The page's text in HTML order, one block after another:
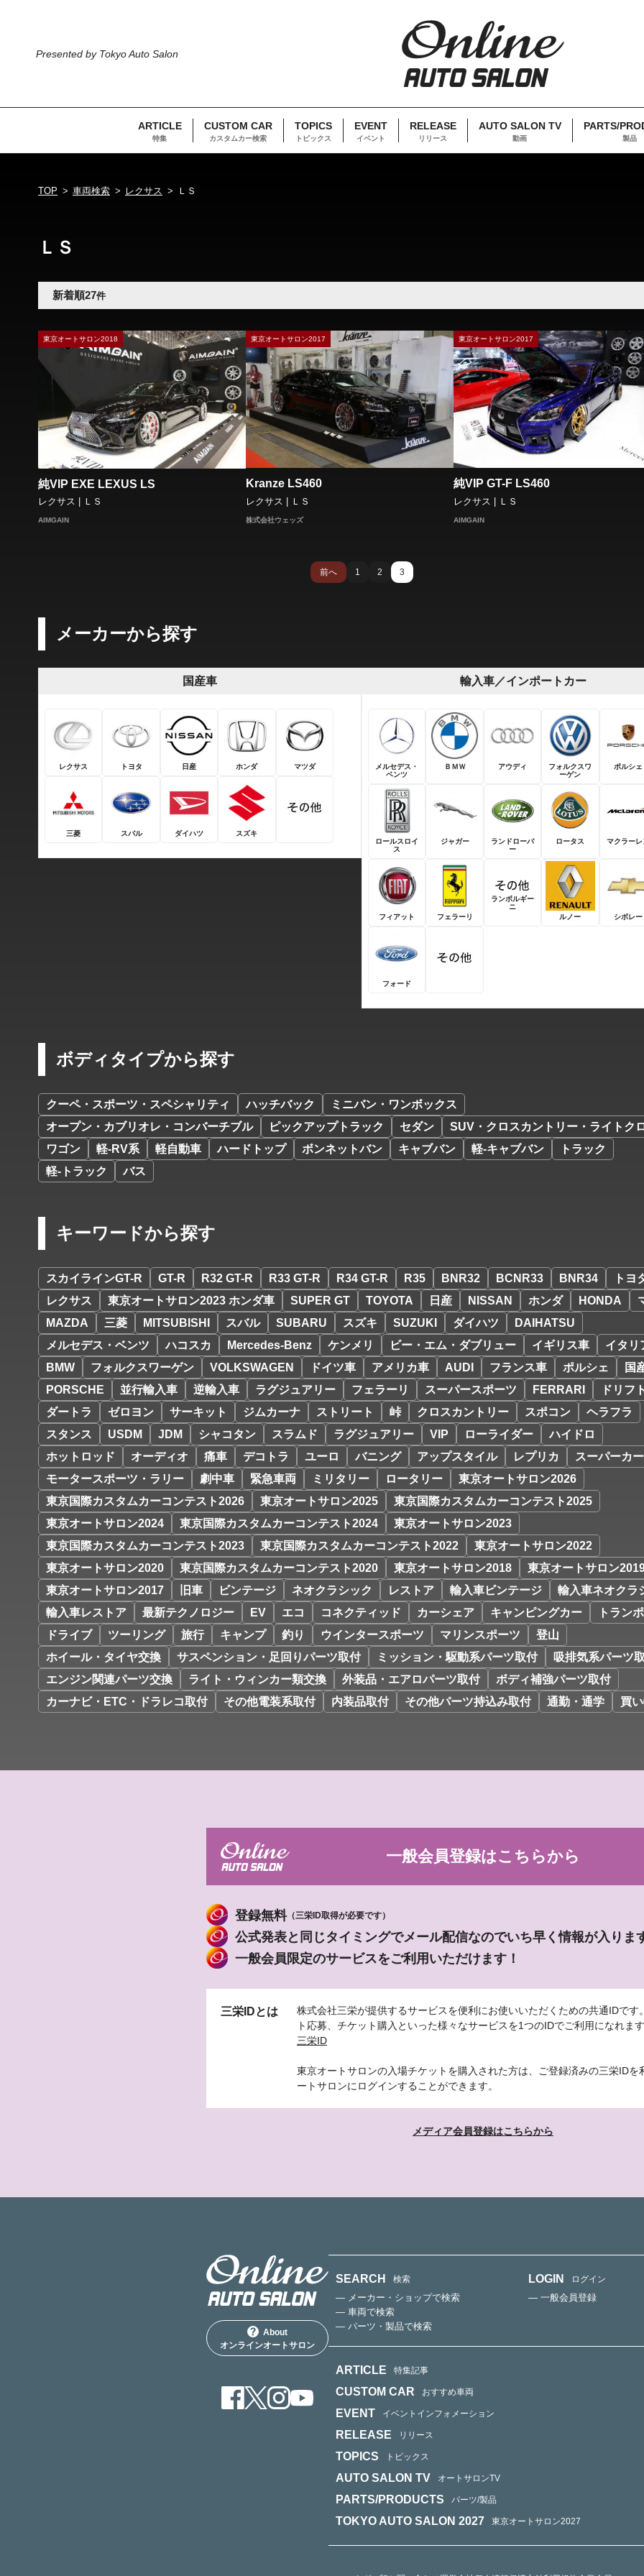
Presented by Tokyo Auto Salon
ARTICLE
特集
CUSTOM CAR
カスタムカー検索
TOPICS
トピックス
EVENT
イベント
RELEASE
リリース
AUTO SALON TV
動画
PARTS/
製品
TOP 車両検索 レクサス ＬＳ
ＬＳ
新着順27件
東京オートサロン2018
純VIP EXE LEXUS LS
レクサス | ＬＳ
AIMGAIN
東京オートサロン2017
Kranze LS460
レクサス | ＬＳ
株式会社ウェッズ
東京オートサロン2017
純VIP GT-F LS460
レクサス | ＬＳ
AIMGAIN
前へ 1 2 3
メーカーから探す
国産車
レクサス トヨタ 日産 ホンダ マツダ
三菱 スバル ダイハツ スズキ
輸入車／インポートカー
メルセデス・
ベンツ
ＢＭＷ アウディ
フォルクスワ
ーゲン
ポルシェ
ロールスロイ
ス
ジャガー
ランドローバ
ー
ロータス マクラーレ
フィアット フェラーリ
ランボルギー
ニ
ルノー
シボレー
フォード
ボディタイプから探す
クーペ・スポーツ・スペシャリティ ハッチバック
ミニバン・ワンボックス
オープン・カブリオレ・コンバーチブル
ピックアップトラック セダン
SUV・クロスカントリー・ライトク
ワゴン
軽-RV系 軽自動車 ハードトップ ボンネットバン キャブバン 軽-キャブバン
トラック
軽-トラック
バス
キーワードから探す
スカイラインGT-R GT-R R32 GT-R R33 GT-R R34 GT-R R35 BNR32 BCNR33 BNR34
トヨ
レクサス
東京オートサロン2023 ホンダ車 SUPER GT TOYOTA 日産 NISSAN ホンダ HONDA
MAZDA
三菱 MITSUBISHI スバル SUBARU スズキ SUZUKI ダイハツ
DAIHATSU
メルセデス・ベンツ
ハコスカ Mercedes-Benz ケンメリ ビー・エム・ダブリュー イギリス車
イタリ
BMW
フォルクスワーゲン VOLKSWAGEN ドイツ車 アメリカ車 AUDI フランス車 ポルシェ
国
PORSCHE
並行輸入車 逆輸入車 ラグジュアリー フェラーリ スーパースポーツ FERRARI
ドリフ
ダートラ
ゼロヨン サーキット ジムカーナ ストリート 峠 クロスカントリー スポコン
ヘラフラ
スタンス
USDM JDM シャコタン スラムド ラグジュアリー VIP ローライダー
ハイドロ
ホットロッド
オーディオ 痛車 デコトラ ユーロ バニング アップスタイル レプリカ
スーパーカー
モータースポーツ・ラリー
劇中車 緊急車両 ミリタリー ロータリー
東京オートサロン2026
東京国際カスタムカーコンテスト2026
東京オートサロン2025
東京国際カスタムカーコンテスト2025
東京オートサロン2024
東京国際カスタムカーコンテスト2024
東京オートサロン2023
東京国際カスタムカーコンテスト2023
東京国際カスタムカーコンテスト2022
東京オートサロン2022
東京オートサロン2020
東京国際カスタムカーコンテスト2020 東京オートサロン2018
東京オートサロン
東京オートサロン2017
旧車 ビンテージ ネオクラシック レストア 輸入車ビンテージ
輸入車ネオクラ
輸入車レストア
最新テクノロジー EV エコ コネクティッド カーシェア キャンピングカー
トランポ
ドライブ
ツーリング 旅行 キャンプ 釣り ウインタースポーツ マリンスポーツ
登山
ホイール・タイヤ交換
サスペンション・足回りパーツ取付 ミッション・駆動系パーツ取付
吸排気系パーツ
エンジン関連パーツ交換
ライト・ウィンカー類交換 外装品・エアロパーツ取付
ボディ補強パーツ取付
カーナビ・ETC・ドラレコ取付
その他電装系取付 内装品取付 その他パーツ持込み取付 通勤・通学 買
一般会員登録はこちらから
登録無料（三栄ID取得が必要です）
公式発表と同じタイミングでメール配信なのでいち早く情報が入りま
一般会員限定のサービスをご利用いただけます！
三栄IDとは
株式会社三栄が提供するサービスを便利にお使いいただくための共通IDです
ト応募、チケット購入といった様々なサービスを1つのIDでご利用になれま
三栄ID
東京オートサロンの入場チケットを購入された方は、ご登録済みの三栄IDを
ートサロンにログインすることができます。
メディア会員登録はこちらから
About
オンラインオートサロン
SEARCH 検索
— メーカー・ショップで検索
— 車両で検索
— パーツ・製品で検索
LOGIN ログイン
— 一般会員登録
ARTICLE 特集記事
CUSTOM CAR おすすめ車両
EVENT イベントインフォメーション
RELEASE リリース
TOPICS トピックス
AUTO SALON TV オートサロンTV
PARTS/PRODUCTS パーツ/製品
TOKYO AUTO SALON 2027 東京オートサロン2027